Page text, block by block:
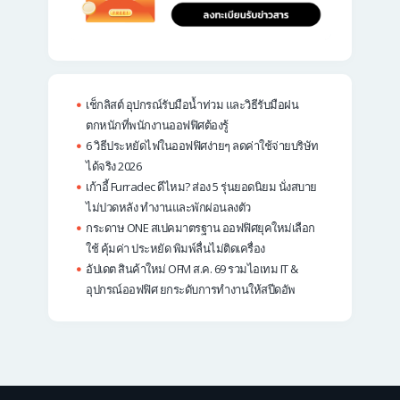
เช็กลิสต์ อุปกรณ์รับมือน้ำท่วม และวิธีรับมือฝน
ตกหนักที่พนักงานออฟฟิศต้องรู้
6 วิธีประหยัดไฟในออฟฟิศง่ายๆ ลดค่าใช้จ่ายบริษัท
ได้จริง 2026
เก้าอี้ Furradec ดีไหม? ส่อง 5 รุ่นยอดนิยม นั่งสบาย
ไม่ปวดหลัง ทำงานและพักผ่อนลงตัว
กระดาษ ONE สเปคมาตรฐาน ออฟฟิศยุคใหม่เลือก
ใช้ คุ้มค่า ประหยัด พิมพ์ลื่นไม่ติดเครื่อง
อัปเดต สินค้าใหม่ OFM ส.ค. 69 รวมไอเทม IT &
อุปกรณ์ออฟฟิศ ยกระดับการทำงานให้สปีดอัพ